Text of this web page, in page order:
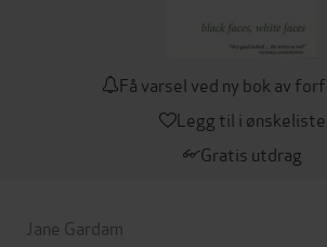
Få varsel ved ny bok av
Legg til i ønskeliste
Gratis utdrag
Jane Gardam